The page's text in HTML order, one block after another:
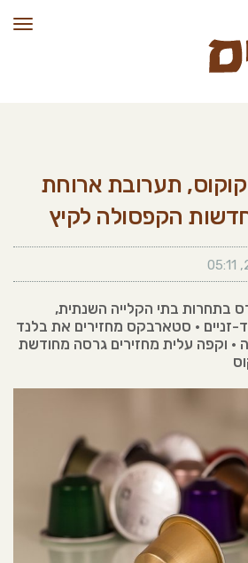
תערובת ארוחת
הקפסולה לקיץ
,
05:11
בתחרות בתי הקלייה השנתית,
זניים • סטארבקס מחזירים את בלנד
• וקפה עלית מחזירים גרסה מחודשת